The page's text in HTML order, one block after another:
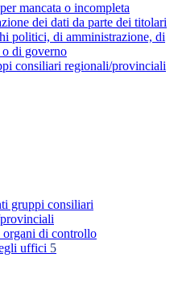
mancata o incompleta
dei dati da parte dei titolari
politici, di amministrazione, di
di governo
consiliari regionali/provinciali
gruppi consiliari
di controllo
uffici 5